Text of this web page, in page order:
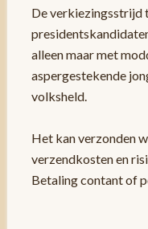
De verkiezingsstrijd
alleen maar met
aspergestekende
volksheld.
Het kan verzonden
verzendkosten en
Betaling contant of